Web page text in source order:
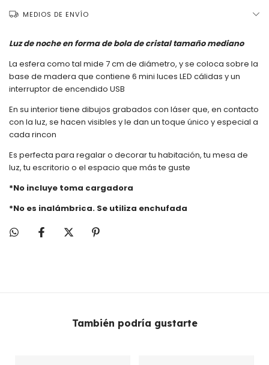
MEDIOS DE ENVÍO
Luz de noche en forma de bola de cristal tamaño mediano
La esfera como tal mide 7 cm de diámetro, y se coloca sobre la
base de madera que contiene 6 mini luces LED cálidas y un
interruptor de encendido USB
En su interior tiene dibujos grabados con láser que, en contacto
con la luz, se hacen visibles y le dan un toque único y especial a
cada rincon
Es perfecta para regalar o decorar tu habitación, tu mesa de
luz, tu escritorio o el espacio que más te guste
*No incluye toma cargadora
*No es inalámbrica. Se utiliza enchufada
También podría gustarte